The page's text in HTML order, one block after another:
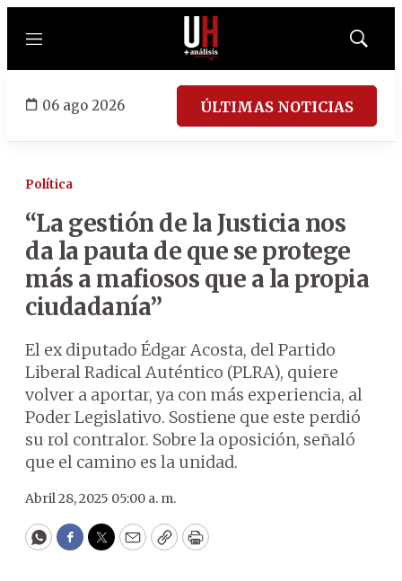
Menú
Mostrar
06 ago 2026 ÚLTIMAS NOTICIAS
Política
“La gestión de la Justicia nos
da la pauta de que se protege
más a mafiosos que a la propia
ciudadanía”
El ex diputado Édgar Acosta, del Partido
Liberal Radical Auténtico (PLRA), quiere
volver a aportar, ya con más experiencia, al
Poder Legislativo. Sostiene que este perdió
su rol contralor. Sobre la oposición, señaló
que el camino es la unidad.
Abril 28, 2025 05:00 a. m.
WhatsApp
Facebook
Twitter
EmailCopyPrint